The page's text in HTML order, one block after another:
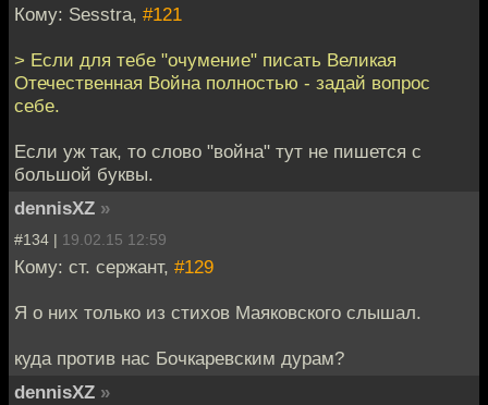
Кому: Sesstra, #121
> Если для тебе "очумение" писать Великая
Отечественная Война полностью - задай вопрос
себе.
Если уж так, то слово "война" тут не пишется с
большой буквы.
dennisXZ »
#134 | 19.02.15 12:59
Кому: ст. сержант, #129
Я о них только из стихов Маяковского слышал.
куда против нас Бочкаревским дурам?
dennisXZ »